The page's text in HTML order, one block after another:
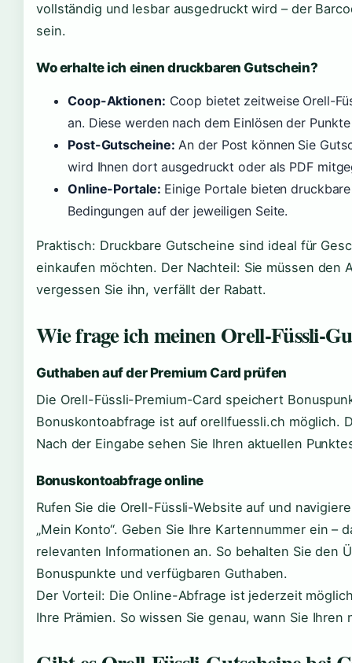
vollständig und lesbar ausgedruckt wird – der
sein.
Wo erhalte ich einen druckbaren Gutschein?
Coop-Aktionen: Coop bietet zeitweise Orell-
an. Diese werden nach dem Einlösen der
Post-Gutscheine: An der Post können Sie
wird Ihnen dort ausgedruckt oder als PDF
Online-Portale: Einige Portale bieten
Bedingungen auf der jeweiligen Seite.
Praktisch: Druckbare Gutscheine sind ideal für
einkaufen möchten. Der Nachteil: Sie müssen den
vergessen Sie ihn, verfällt der Rabatt.
Wie frage ich meinen Orell-Füssli-
Guthaben auf der Premium Card prüfen
Die Orell-Füssli-Premium-Card speichert
Bonuskontoabfrage ist auf orellfuessli.ch möglich.
Nach der Eingabe sehen Sie Ihren aktuellen
Bonuskontoabfrage online
Rufen Sie die Orell-Füssli-Website auf und
„Mein Konto“. Geben Sie Ihre Kartennummer ein –
relevanten Informationen an. So behalten Sie den
Bonuspunkte und verfügbaren Guthaben.
Der Vorteil: Die Online-Abfrage ist jederzeit
Ihre Prämien. So wissen Sie genau, wann Sie